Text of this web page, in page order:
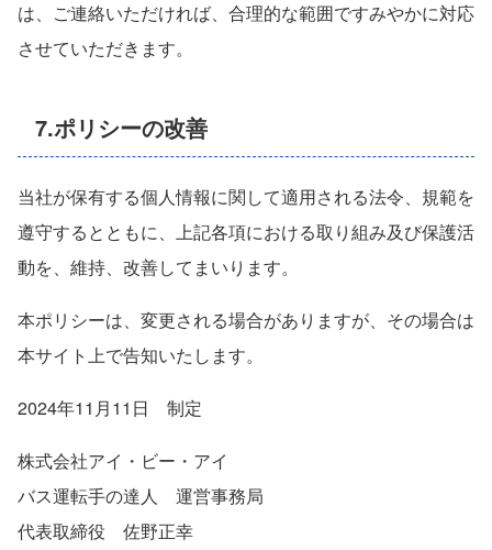
は、ご連絡いただければ、合理的な範囲ですみやかに対応
させていただきます。
7.ポリシーの改善
当社が保有する個人情報に関して適用される法令、規範を
遵守するとともに、上記各項における取り組み及び保護活
動を、維持、改善してまいります。
本ポリシーは、変更される場合がありますが、その場合は
本サイト上で告知いたします。
2024年11月11日 制定
株式会社アイ・ビー・アイ
バス運転手の達人 運営事務局
代表取締役 佐野正幸